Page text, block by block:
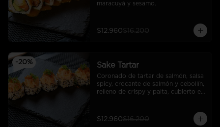
maracuyá y sesamo.
$12.960$16.200
-20% Sake Tartar
Coronado de tartar de salmón, salsa
spicy, crocante de salmón y cebollín,
relleno de crispy y palta, cubierto en
$12.960$16.200